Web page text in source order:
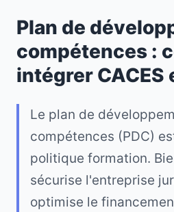
Plan de
compétences :
intégrer CACES
Le plan de
compétences (PDC)
politique formation.
sécurise l'entreprise
optimise le